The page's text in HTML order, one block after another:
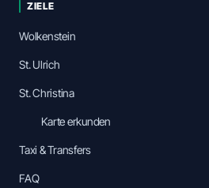
ZIELE
Wolkenstein
St. Ulrich
St. Christina
Karte erkunden
Taxi & Transfers
FAQ